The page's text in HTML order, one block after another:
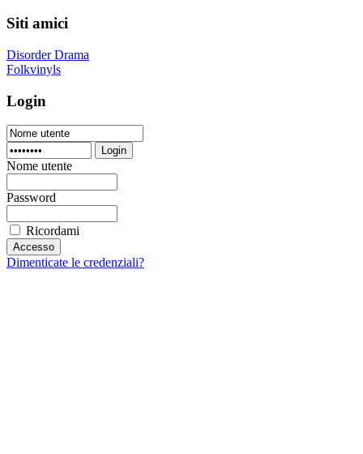
Siti amici
Disorder Drama
Folkvinyls
Login
Login
Nome utente
Password
Ricordami
Dimenticate le credenziali?